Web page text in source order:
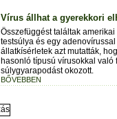
Vírus állhat a gyerekkori
Összefüggést találtak
testsúlya és egy
állatkísérletek azt mutatták,
hasonló típusú vírusokkal való
súlygyarapodást okozott.
BŐVEBBEN